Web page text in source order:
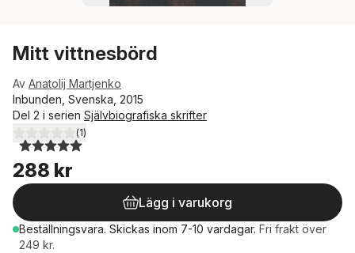
Mitt vittnesbörd
Av Anatolij Martjenko
Inbunden, Svenska, 2015
Del 2 i serien Självbiografiska skrifter
5,0utav 5 stjärnor. Totalt antal röster:
(1)
288 kr
Lägg i varukorg
Beställningsvara. Skickas inom 7-10 vardagar. Fri frakt över
249 kr.